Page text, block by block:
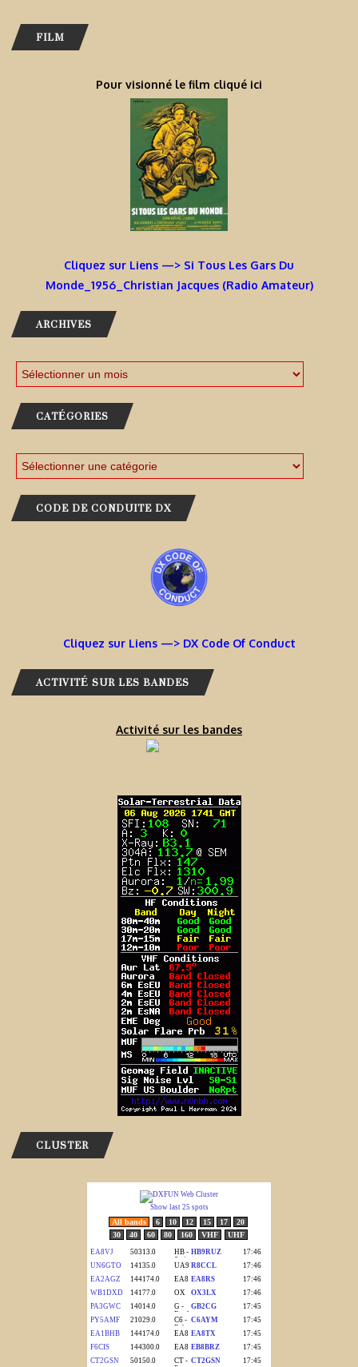
FILM
Pour visionné le film cliqué ici
Cliquez sur Liens —> Si Tous Les Gars Du
Monde_1956_Christian Jacques (Radio Amateur)
ARCHIVES
CATÉGORIES
CODE DE CONDUITE DX
Cliquez sur Liens —> DX Code Of Conduct
ACTIVITÉ SUR LES BANDES
Activité sur les bandes
CLUSTER